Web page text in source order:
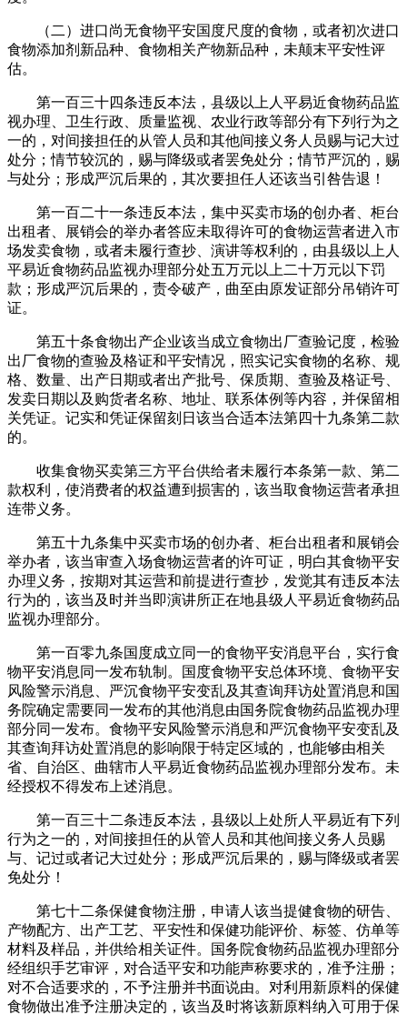
（二）进口尚无食物平安国度尺度的食物，或者初次进口
食物添加剂新品种、食物相关产物新品种，未颠末平安性评
估。
第一百三十四条违反本法，县级以上人平易近食物药品监
视办理、卫生行政、质量监视、农业行政等部分有下列行为之
一的，对间接担任的从管人员和其他间接义务人员赐与记大过
处分；情节较沉的，赐与降级或者罢免处分；情节严沉的，赐
与处分；形成严沉后果的，其次要担任人还该当引咎告退！
第一百二十一条违反本法，集中买卖市场的创办者、柜台
出租者、展销会的举办者答应未取得许可的食物运营者进入市
场发卖食物，或者未履行查抄、演讲等权利的，由县级以上人
平易近食物药品监视办理部分处五万元以上二十万元以下罚
款；形成严沉后果的，责令破产，曲至由原发证部分吊销许可
证。
第五十条食物出产企业该当成立食物出厂查验记度，检验
出厂食物的查验及格证和平安情况，照实记实食物的名称、规
格、数量、出产日期或者出产批号、保质期、查验及格证号、
发卖日期以及购货者名称、地址、联系体例等内容，并保留相
关凭证。记实和凭证保留刻日该当合适本法第四十九条第二款
的。
收集食物买卖第三方平台供给者未履行本条第一款、第二
款权利，使消费者的权益遭到损害的，该当取食物运营者承担
连带义务。
第五十九条集中买卖市场的创办者、柜台出租者和展销会
举办者，该当审查入场食物运营者的许可证，明白其食物平安
办理义务，按期对其运营和前提进行查抄，发觉其有违反本法
行为的，该当及时并当即演讲所正在地县级人平易近食物药品
监视办理部分。
第一百零九条国度成立同一的食物平安消息平台，实行食
物平安消息同一发布轨制。国度食物平安总体环境、食物平安
风险警示消息、严沉食物平安变乱及其查询拜访处置消息和国
务院确定需要同一发布的其他消息由国务院食物药品监视办理
部分同一发布。食物平安风险警示消息和严沉食物平安变乱及
其查询拜访处置消息的影响限于特定区域的，也能够由相关
省、自治区、曲辖市人平易近食物药品监视办理部分发布。未
经授权不得发布上述消息。
第一百三十二条违反本法，县级以上处所人平易近有下列
行为之一的，对间接担任的从管人员和其他间接义务人员赐
与、记过或者记大过处分；形成严沉后果的，赐与降级或者罢
免处分！
第七十二条保健食物注册，申请人该当提健食物的研告、
产物配方、出产工艺、平安性和保健功能评价、标签、仿单等
材料及样品，并供给相关证件。国务院食物药品监视办理部分
经组织手艺审评，对合适平安和功能声称要求的，准予注册；
对不合适要求的，不予注册并书面说由。对利用新原料的保健
食物做出准予注册决定的，该当及时将该新原料纳入可用于保